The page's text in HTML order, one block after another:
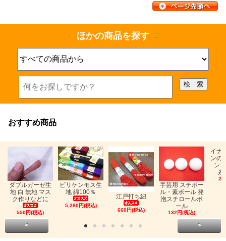
ほかの商品を探す
おすすめ商品
ダブルガーゼ生
地 白 無地 マス
ク作りなどに
550円(税込)
ビリケンモス生
地 綿100％
5,280円(税込)
江戸打ち紐
660円(税込)
手芸用 スチボー
ル・素ボール 発
泡スチロールボ
ール
132円(税込)
イナ
ンの
ン
糸
< >